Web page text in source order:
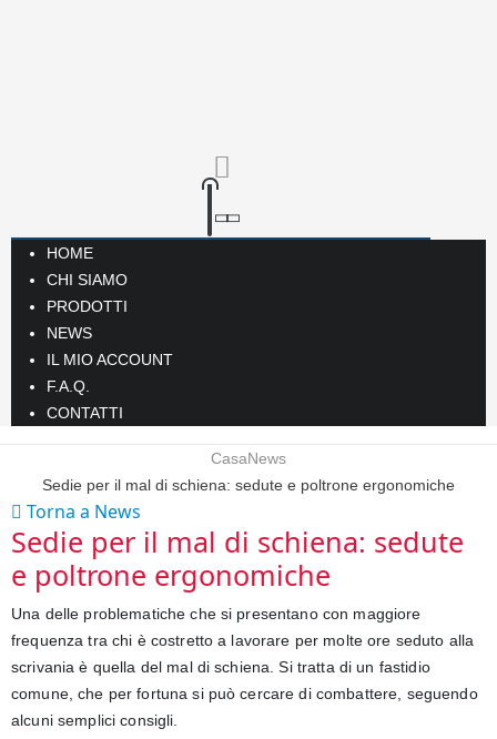
HOME
CHI SIAMO
PRODOTTI
NEWS
IL MIO ACCOUNT
F.A.Q.
CONTATTI
CasaNews
Sedie per il mal di schiena: sedute e poltrone ergonomiche
Torna a News
Sedie per il mal di schiena: sedute
e poltrone ergonomiche
Una delle problematiche che si presentano con maggiore
frequenza tra chi è costretto a lavorare per molte ore seduto alla
scrivania è quella del mal di schiena. Si tratta di un fastidio
comune, che per fortuna si può cercare di combattere, seguendo
alcuni semplici consigli.